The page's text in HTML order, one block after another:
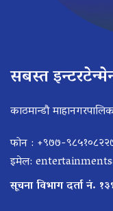
सबस्त
काठमान्डौ
फोन : +९७७-
इमेल:
सूचना विभाग दर्ता नं.